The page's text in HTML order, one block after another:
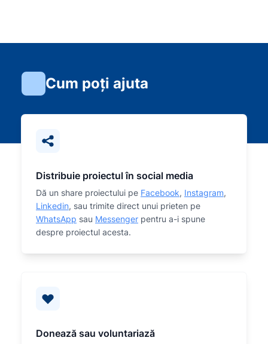
Cum poți ajuta
Distribuie proiectul în social media
Dă un share proiectului pe Facebook, Instagram,
Linkedin, sau trimite direct unui prieten pe
WhatsApp sau Messenger pentru a-i spune
despre proiectul acesta.
Donează sau voluntariază